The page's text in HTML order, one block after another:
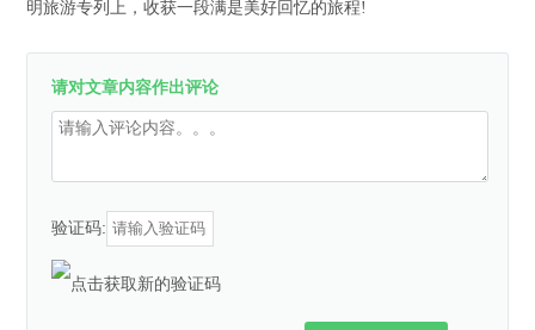
明旅游专列上，收获一段满是美好回忆的旅程!
请对文章内容作出评论
验证码: